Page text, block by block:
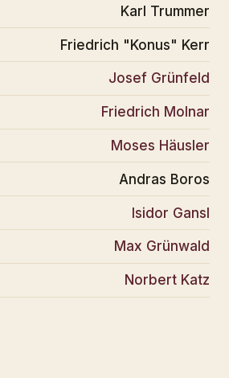
Karl Trummer
Friedrich "Konus" Kerr
Josef Grünfeld
Friedrich Molnar
Moses Häusler
Andras Boros
Isidor Gansl
Max Grünwald
Norbert Katz